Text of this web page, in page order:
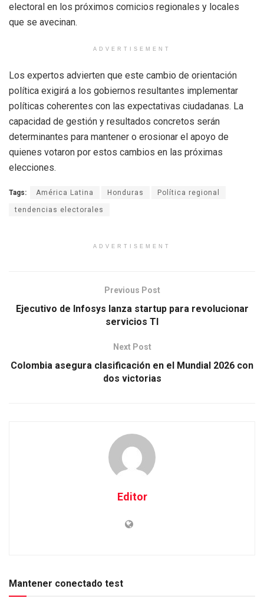
electoral en los próximos comicios regionales y locales
que se avecinan.
ADVERTISEMENT
Los expertos advierten que este cambio de orientación
política exigirá a los gobiernos resultantes implementar
políticas coherentes con las expectativas ciudadanas. La
capacidad de gestión y resultados concretos serán
determinantes para mantener o erosionar el apoyo de
quienes votaron por estos cambios en las próximas
elecciones.
Tags: América Latina Honduras Política regional
tendencias electorales
ADVERTISEMENT
Previous Post
Ejecutivo de Infosys lanza startup para revolucionar
servicios TI
Next Post
Colombia asegura clasificación en el Mundial 2026 con
dos victorias
Editor
Mantener conectado test